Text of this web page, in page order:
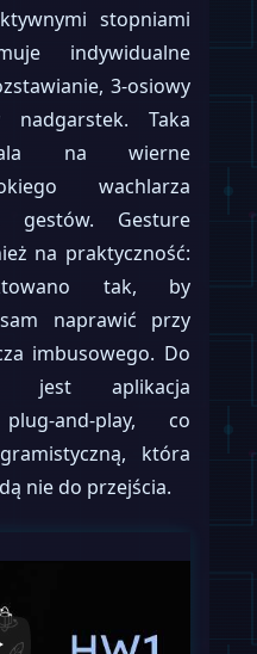
stopniami
indywidualne
3-osiowy
Taka
na wierne
wachlarza
Gesture
na praktyczność:
tak, by
naprawić przy
imbusowego. Do
jest aplikacja
and-play, co
która
nie do przejścia.